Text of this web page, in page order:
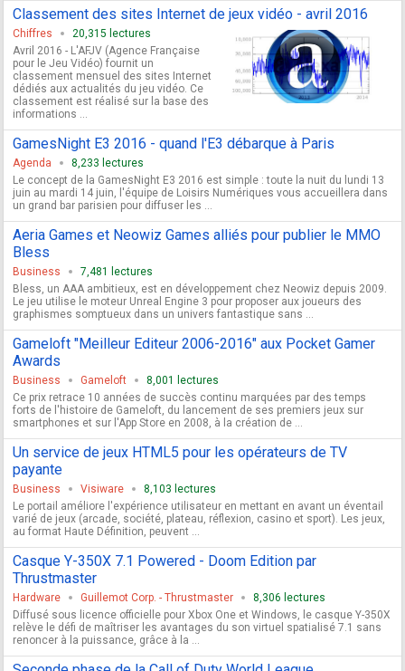
Classement des sites Internet de jeux vidéo - avril 2016
Chiffres
20,315 lectures
Avril 2016 - L'AFJV (Agence Française
pour le Jeu Vidéo) fournit un
classement mensuel des sites Internet
dédiés aux actualités du jeu vidéo. Ce
classement est réalisé sur la base des
informations ...
GamesNight E3 2016 - quand l'E3 débarque à Paris
Agenda
8,233 lectures
Le concept de la GamesNight E3 2016 est simple : toute la nuit du lundi 13
juin au mardi 14 juin, l'équipe de Loisirs Numériques vous accueillera dans
un grand bar parisien pour diffuser les ...
Aeria Games et Neowiz Games alliés pour publier le MMO
Bless
Business
7,481 lectures
Bless, un AAA ambitieux, est en développement chez Neowiz depuis 2009.
Le jeu utilise le moteur Unreal Engine 3 pour proposer aux joueurs des
graphismes somptueux dans un univers fantastique sans ...
Gameloft "Meilleur Editeur 2006-2016" aux Pocket Gamer
Awards
Business Gameloft
8,001 lectures
Ce prix retrace 10 années de succès continu marquées par des temps
forts de l'histoire de Gameloft, du lancement de ses premiers jeux sur
smartphones et sur l'App Store en 2008, à la création de ...
Un service de jeux HTML5 pour les opérateurs de TV
payante
Business Visiware
8,103 lectures
Le portail améliore l'expérience utilisateur en mettant en avant un éventail
varié de jeux (arcade, société, plateau, réflexion, casino et sport). Les jeux,
au format Haute Définition, peuvent ...
Casque Y-350X 7.1 Powered - Doom Edition par
Thrustmaster
Hardware Guillemot Corp. - Thrustmaster
8,306 lectures
Diffusé sous licence officielle pour Xbox One et Windows, le casque Y-350X
relève le défi de maîtriser les avantages du son virtuel spatialisé 7.1 sans
renoncer à la puissance, grâce à la ...